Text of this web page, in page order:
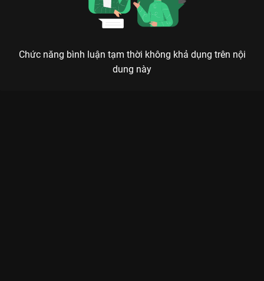
Chức năng bình luận tạm thời không khả dụng trên nội
dung này